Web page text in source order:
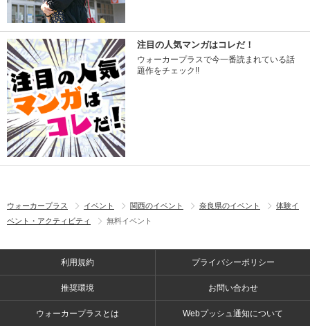
注目の人気マンガはコレだ！
ウォーカープラスで今一番読まれている話
題作をチェック!!
ウォーカープラス イベント 関西のイベント 奈良県のイベント
体験イ
ベント・アクティビティ
無料イベント
利用規約 プライバシーポリシー
推奨環境 お問い合わせ
ウォーカープラスとは Webプッシュ通知について